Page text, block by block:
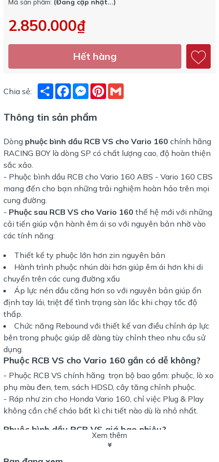
Mã sản phẩm: (Đang cập nhật...)
2.850.000₫
Hết hàng
Chia sẻ: ShareFacebookMessenger
Pinterest
Thông tin sản phẩm
Dòng phuộc bình dầu RCB VS cho Vario 160 chính hãng
RACING BOY là dòng SP có chất lượng cao, độ hoàn thiện
sắc xảo.
- Phuộc bình dầu RCB cho Vario 160 ABS - Vario 160 CBS
mang đến cho bạn những trải nghiệm hoàn hảo trên mọi
cung đường.
- Phuộc sau RCB VS cho Vario 160 thế hệ mới với những
cải tiến giúp vận hành êm ái so với nguyên bản nhờ vào
các tính năng:
Thiết kế ty phuộc lớn hơn zin nguyên bản
Hành trình phuộc nhún dài hơn giúp êm ái hơn khi di
chuyển trên các cung đường xấu
Áp lực nén dầu căng hơn so với nguyên bản giúp ổn
định tay lái, triệt để tình trạng sàn lắc khi chạy tốc độ
thấp.
Chức năng Rebound với thiết kế van điều chỉnh áp lực
bên trong phuộc giúp dễ dàng tùy chỉnh theo nhu cầu sử
dụng.
Phuộc RCB VS cho Vario 160 gắn có dễ không?
- Phuộc RCB VS chính hãng trọn bộ bao gồm: phuộc, lò xo
phụ màu đen, tem, sách HDSD, cây tăng chỉnh phuộc.
- Ráp như zin cho Honda Vario 160, chỉ việc Plug & Play
không cần chế cháo bất kì chi tiết nào dù là nhỏ nhất.
Phuộc bình dầu RCB VS giá bao nhiêu?
có giá bán niêm yết rõ ràng, bảo
hành 12 tháng chính hãng.
Xem thêm